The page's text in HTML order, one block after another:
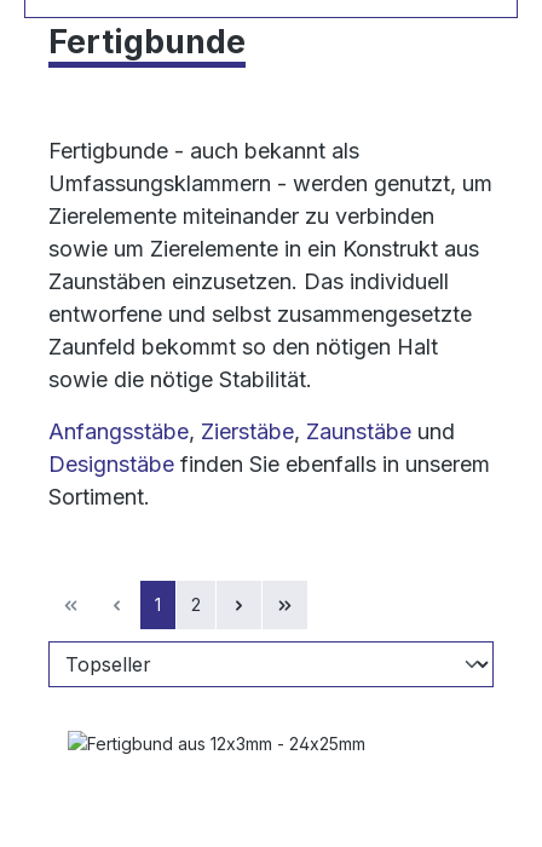
Fertigbunde
Fertigbunde - auch bekannt als
Umfassungsklammern - werden genutzt, um
Zierelemente miteinander zu verbinden
sowie um Zierelemente in ein Konstrukt aus
Zaunstäben einzusetzen. Das individuell
entworfene und selbst zusammengesetzte
Zaunfeld bekommt so den nötigen Halt
sowie die nötige Stabilität.
Anfangsstäbe, Zierstäbe, Zaunstäbe und
Designstäbe finden Sie ebenfalls in unserem
Sortiment.
Seite
1 Seite
2